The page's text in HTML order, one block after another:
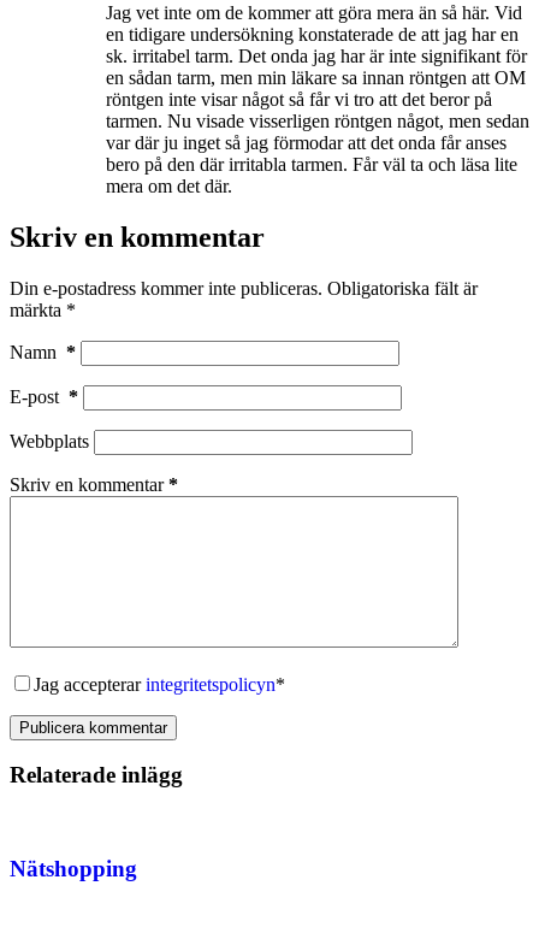
Jag vet inte om de kommer att göra mera än så här. Vid
en tidigare undersökning konstaterade de att jag har en
sk. irritabel tarm. Det onda jag har är inte signifikant för
en sådan tarm, men min läkare sa innan röntgen att OM
röntgen inte visar något så får vi tro att det beror på
tarmen. Nu visade visserligen röntgen något, men sedan
var där ju inget så jag förmodar att det onda får anses
bero på den där irritabla tarmen. Får väl ta och läsa lite
mera om det där.
Skriv en kommentar
Din e-postadress kommer inte publiceras. Obligatoriska fält är
märkta *
Namn *
E-post *
Webbplats
Skriv en kommentar*
Jag accepterarintegritetspolicyn*
Publicera kommentar
Relaterade inlägg
Nätshopping